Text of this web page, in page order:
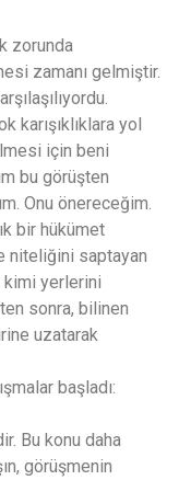
zorunda
zamanı gelmiştir.
karışıklıklara yol
için beni
bu görüşten
Onu önereceğim.
bir hükümet
niteliğini saptayan
kimi yerlerini
sonra, bilinen
uzatarak
başladı:
Bu konu daha
görüşmenin